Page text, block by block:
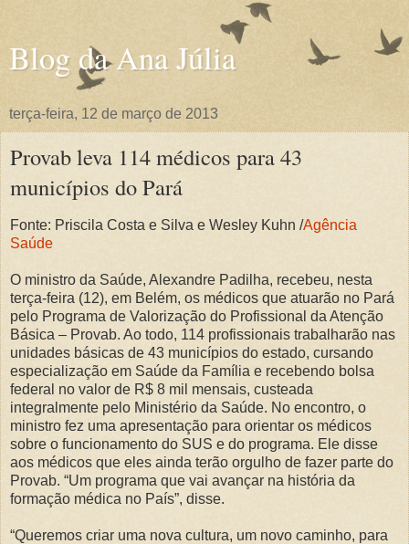
Blog da Ana Júlia
terça-feira, 12 de março de 2013
Provab leva 114 médicos para 43
municípios do Pará
Fonte: Priscila Costa e Silva e Wesley Kuhn /Agência
Saúde
O ministro da Saúde, Alexandre Padilha, recebeu, nesta
terça-feira (12), em Belém, os médicos que atuarão no Pará
pelo Programa de Valorização do Profissional da Atenção
Básica – Provab. Ao todo, 114 profissionais trabalharão nas
unidades básicas de 43 municípios do estado, cursando
especialização em Saúde da Família e recebendo bolsa
federal no valor de R$ 8 mil mensais, custeada
integralmente pelo Ministério da Saúde. No encontro, o
ministro fez uma apresentação para orientar os médicos
sobre o funcionamento do SUS e do programa. Ele disse
aos médicos que eles ainda terão orgulho de fazer parte do
Provab. “Um programa que vai avançar na história da
formação médica no País”, disse.
“Queremos criar uma nova cultura, um novo caminho, para